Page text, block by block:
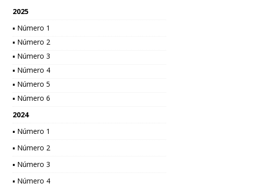
2025
▪ Número 1
▪ Número 2
▪ Número 3
▪ Número 4
▪ Número 5
▪ Número 6
2024
▪ Número 1
▪ Número 2
▪ Número 3
▪ Número 4